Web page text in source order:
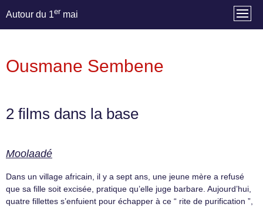
Autour du 1er mai
Ousmane Sembene
2 films dans la base
Moolaadé
Dans un village africain, il y a sept ans, une jeune mère a refusé
que sa fille soit excisée, pratique qu’elle juge barbare. Aujourd’hui,
quatre fillettes s’enfuient pour échapper à ce “ rite de purification ”,